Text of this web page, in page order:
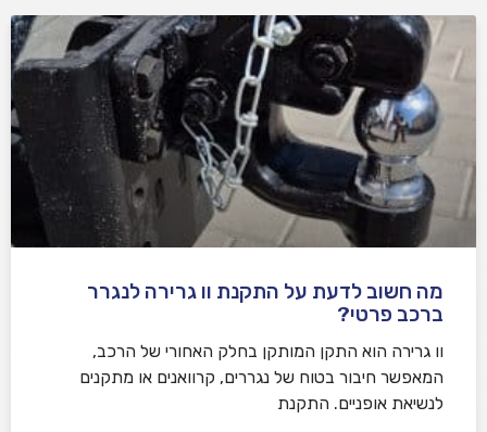
מה חשוב לדעת על התקנת וו גרירה לנגרר
ברכב פרטי?
וו גרירה הוא התקן המותקן בחלק האחורי של הרכב,
המאפשר חיבור בטוח של נגררים, קרוואנים או מתקנים
לנשיאת אופניים. התקנת